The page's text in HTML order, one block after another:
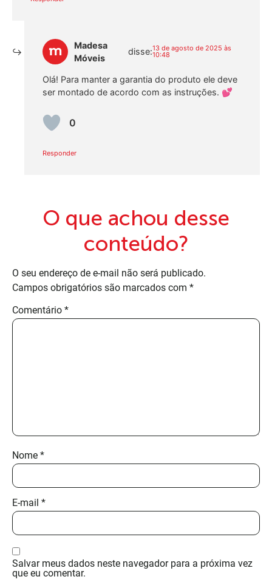
Madesa
Móveis
disse:13 de agosto de 2025 às
10:48
Olá! Para manter a garantia do produto ele deve
ser montado de acordo com as instruções. 💕
0
Responder
O que achou desse
conteúdo?
O seu endereço de e-mail não será publicado.
Campos obrigatórios são marcados com *
Comentário *
Nome *
E-mail *
Salvar meus dados neste navegador para a próxima vez
que eu comentar.